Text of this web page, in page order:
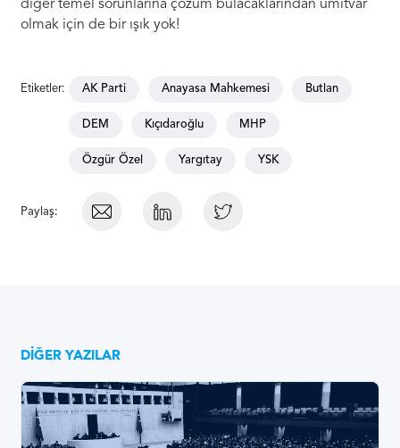
diğer temel sorunlarına çözüm bulacaklarından ümitvar
olmak için de bir ışık yok!
Etiketler: AK Parti Anayasa Mahkemesi Butlan
DEM Kıçıdaroğlu MHP
Özgür Özel Yargıtay YSK
Paylaş:
DIĞER YAZILAR